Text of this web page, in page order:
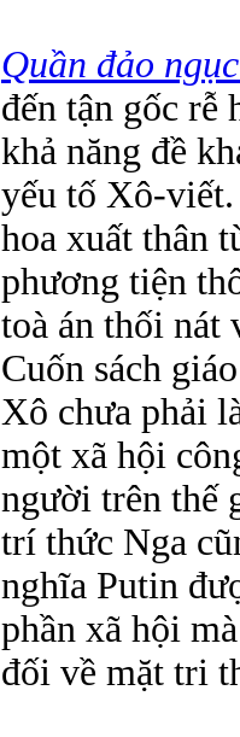
Quần đảo
đến tận gốc rễ
khả năng đề
yếu tố Xô-
hoa xuất thân
phương tiện
toà án thối nát
Cuốn sách
Xô chưa phải
một xã hội
người trên thế
trí thức Nga
nghĩa Putin
phần xã hội
đối về mặt tri